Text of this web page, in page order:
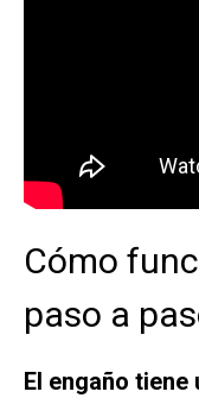
Cómo
paso a
El engaño